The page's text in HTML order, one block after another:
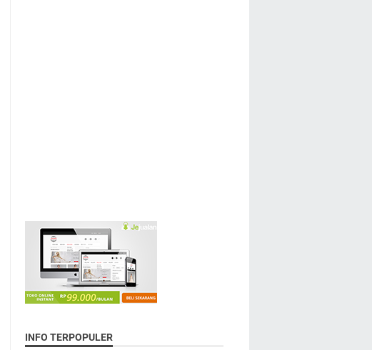
INFO TERPOPULER